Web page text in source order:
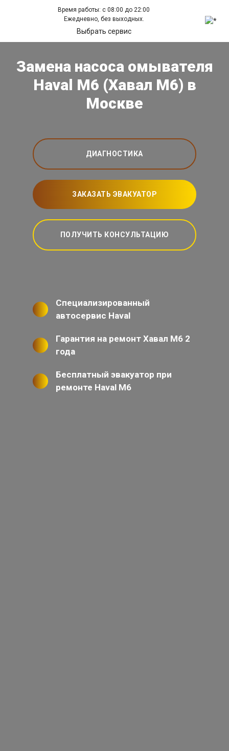
Время работы: с 08:00 до 22:00
Ежедневно, без выходных.
Выбрать сервис
Замена насоса омывателя
Haval M6 (Хавал М6) в
Москве
ДИАГНОСТИКА
ЗАКАЗАТЬ ЭВАКУАТОР
ПОЛУЧИТЬ КОНСУЛЬТАЦИЮ
Специализированный
автосервис Haval
Гарантия на ремонт Хавал М6 2
года
Бесплатный эвакуатор при
ремонте Haval M6